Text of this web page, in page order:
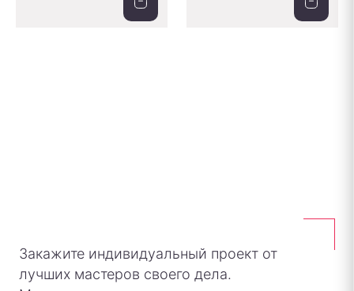
Закажите индивидуальный проект от
лучших мастеров своего дела.